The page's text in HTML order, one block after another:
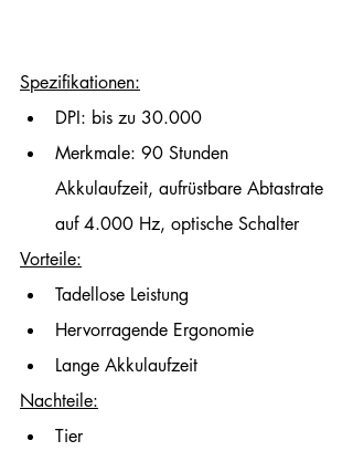
Spezifikationen:
DPI: bis zu 30.000
Merkmale: 90 Stunden
Akkulaufzeit, aufrüstbare Abtastrate
auf 4.000 Hz, optische Schalter
Vorteile:
Tadellose Leistung
Hervorragende Ergonomie
Lange Akkulaufzeit
Nachteile:
Tier